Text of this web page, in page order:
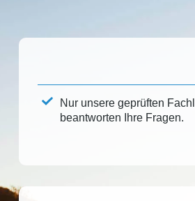
Nur unsere geprüften
beantworten Ihre Fragen.